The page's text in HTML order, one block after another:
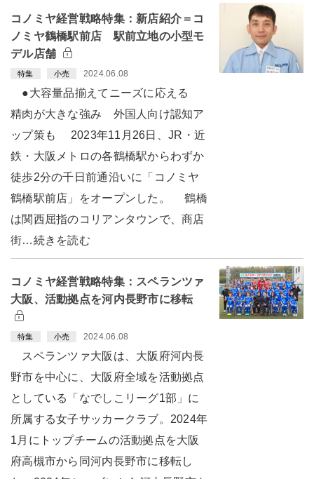
コノミヤ経営戦略特集：新店紹介＝コ
ノミヤ鶴橋駅前店 駅前立地の小型モ
デル店舗
特集 小売 2024.06.08
●大容量品揃えてニーズに応える
精肉が大きな強み 外国人向け認知ア
ップ策も 2023年11月26日、JR・近
鉄・大阪メトロの各鶴橋駅からわずか
徒歩2分の千日前通沿いに「コノミヤ
鶴橋駅前店」をオープンした。 鶴橋
は関西屈指のコリアンタウンで、商店
街…続きを読む
コノミヤ経営戦略特集：スペランツァ
大阪、活動拠点を河内長野市に移転
特集 小売 2024.06.08
スペランツァ大阪は、大阪府河内長
野市を中心に、大阪府全域を活動拠点
としている「なでしこリーグ1部」に
所属する女子サッカークラブ。2024年
1月にトップチームの活動拠点を大阪
府高槻市から同河内長野市に移転し